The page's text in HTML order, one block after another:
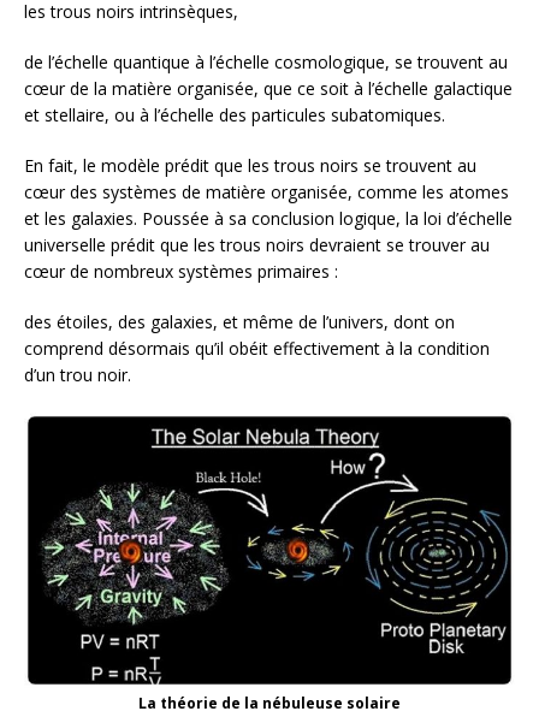
les trous noirs intrinsèques,
de l’échelle quantique à l’échelle cosmologique, se trouvent au
cœur de la matière organisée, que ce soit à l’échelle galactique
et stellaire, ou à l’échelle des particules subatomiques.
En fait, le modèle prédit que les trous noirs se trouvent au
cœur des systèmes de matière organisée, comme les atomes
et les galaxies. Poussée à sa conclusion logique, la loi d’échelle
universelle prédit que les trous noirs devraient se trouver au
cœur de nombreux systèmes primaires :
des étoiles, des galaxies, et même de l’univers, dont on
comprend désormais qu’il obéit effectivement à la condition
d’un trou noir.
La théorie de la nébuleuse solaire